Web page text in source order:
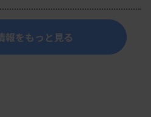
報をもっと見る